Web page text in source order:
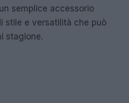
semplice accessorio
stile e versatilità che può
stagione.